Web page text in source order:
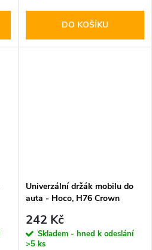
DO KOŠÍKU
Univerzální držák mobilu do
auta - Hoco, H76 Crown
242 Kč
Skladem - hned k odeslání
>5 ks